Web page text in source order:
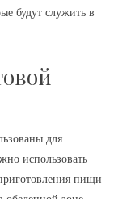
будут служить в
для
использовать
пищи